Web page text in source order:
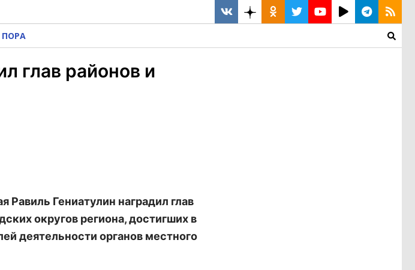
глав районов и
Равиль Гениатулин наградил глав
округов региона, достигших в
деятельности органов местного